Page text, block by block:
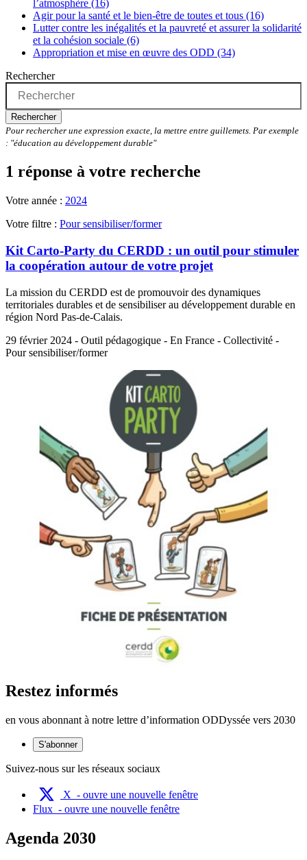
l’atmosphère (16)
Agir pour la santé et le bien-être de toutes et tous (16)
Lutter contre les inégalités et la pauvreté et assurer la solidarité
et la cohésion sociale (6)
Appropriation et mise en œuvre des ODD (34)
Rechercher
Rechercher
Pour rechercher une expression exacte, la mettre entre guillemets. Par exemple
: "éducation au développement durable"
1 réponse à votre recherche
Votre année : 2024
Votre filtre : Pour sensibiliser/former
Kit Carto-Party du CERDD : un outil pour stimuler
la coopération autour de votre projet
La mission du CERDD est de promouvoir des dynamiques
territoriales durables et de sensibiliser au développement durable en
région Nord Pas-de-Calais.
29 février 2024 - Outil pédagogique - En France - Collectivité -
Pour sensibiliser/former
Restez informés
en vous abonnant à notre lettre d’information ODDyssée vers 2030
S'abonner
Suivez-nous sur les réseaux sociaux
X - ouvre une nouvelle fenêtre
Flux - ouvre une nouvelle fenêtre
Agenda 2030